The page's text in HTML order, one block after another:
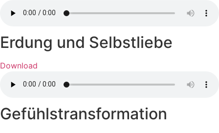
Erdung und Selbstliebe
Download
Gefühlstransformation